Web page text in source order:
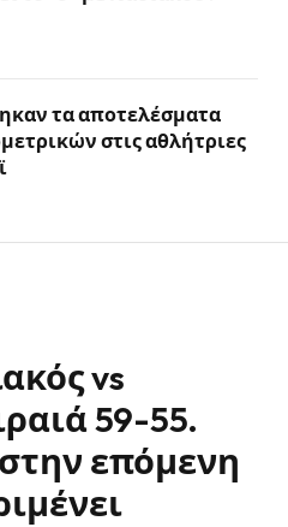
τα αποτελέσματα
στις αθλήτριες
vs
59-55.
επόμενη